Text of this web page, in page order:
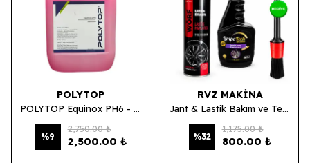
POLYTOP
POLYTOP Equinox PH6 - Demir Tozu Temizleyici 5 LT
%9
2,750.00 ₺
2,500.00 ₺
RVZ MAKINA
Jant & Lastik Bakım ve Temizlik Kampanyası | Oto Bakım Seti
%32
1,175.00 ₺
800.00 ₺